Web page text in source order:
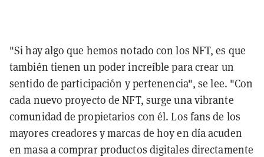
"Si hay algo que hemos notado con los NFT, es que
también tienen un poder increíble para crear un
sentido de participación y pertenencia", se lee. "Con
cada nuevo proyecto de NFT, surge una vibrante
comunidad de propietarios con él. Los fans de los
mayores creadores y marcas de hoy en día acuden
en masa a comprar productos digitales directamente